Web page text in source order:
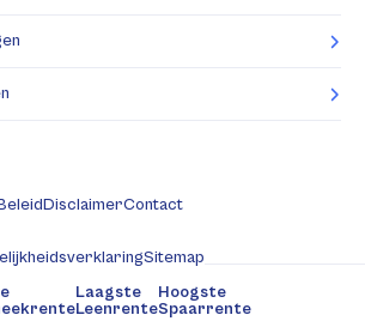
DisclaimerContact
Sitemap
Laagste
Leenrente
Hoogste
Spaarrente